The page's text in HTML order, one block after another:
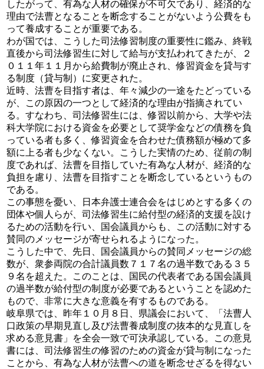
したがって、有為な人材の確保が不可欠であり、経済的な
理由で法曹となることを断念することがないよう公費をも
って養成することが重要である。
わが国では、こうした司法修習制度の重要性に鑑み、終戦
直後から司法修習生に対して給与が支払われてきたが、２
０１１年１１月から給費制が廃止され、修習資金を貸与す
る制度（貸与制）に変更された。
近時、法曹を目指す者は、年々減少の一途をたどっている
が、この原因の一つとして経済的な理由が指摘されてい
る。すなわち、司法修習生には、修習以前から、大学や法
科大学院における資金を必要として奨学金などの債務を負
っている者も多く、修習資金を合わせた債務額が極めて多
額に上る者も少なくない。こうした実情のため、従前の制
度であれば、法曹を目指していた有為な人材が、経済的な
負担を慮り、法曹を目指すことを断念しているというもの
である。
この事態を憂い、日本弁護士連合会をはじめとする多くの
団体や個人らが、司法修習生に給付型の経済的支援を設け
るための活動を行い、国会議員からも、この活動に対する
賛同のメッセージが寄せられるようになった。
こうした中で、先日、国会議員からの賛同メッセージの総
数が、衆参両院の合計議員数７１７名の過半数である３５
９名を超えた。このことは、国民の代表者である国会議員
の過半数が給付型の制度が必要であるということを認めた
もので、非常に大きな意義を有するものである。
岐阜県では、昨年１０月８日、県議会において、「法曹人
口政策の早期見直し及び法曹養成制度の抜本的な見直しを
求める意見書」を全会一致で可決承認している。この意見
書には、司法修習生の修習のための資金が貸与制になった
ことから、有為な人材が法曹への道を断念せざるを得ない